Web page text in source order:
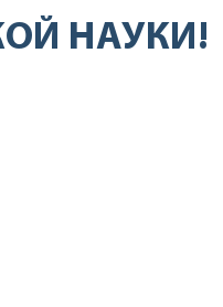
НАУКИ!